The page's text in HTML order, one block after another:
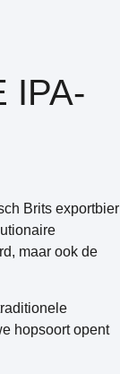
IPA-
Brits exportbier
maar ook de
hopsoort opent